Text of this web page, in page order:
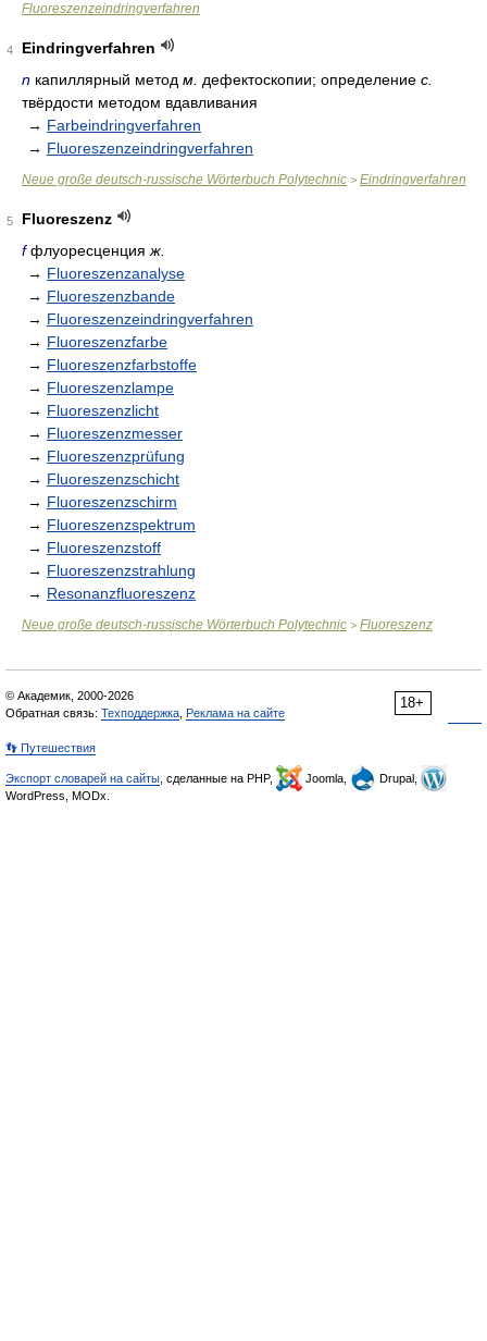
Fluoreszenzeindringverfahren
4
Eindringverfahren
n капиллярный метод м. дефектоскопии; определение с.
твёрдости методом вдавливания
→ Farbeindringverfahren
→ Fluoreszenzeindringverfahren
Neue große deutsch-russische Wörterbuch Polytechnic > Eindringverfahren
5
Fluoreszenz
fфлуоресценция ж.
→ Fluoreszenzanalyse
→ Fluoreszenzbande
→ Fluoreszenzeindringverfahren
→ Fluoreszenzfarbe
→ Fluoreszenzfarbstoffe
→ Fluoreszenzlampe
→ Fluoreszenzlicht
→ Fluoreszenzmesser
→ Fluoreszenzprüfung
→ Fluoreszenzschicht
→ Fluoreszenzschirm
→ Fluoreszenzspektrum
→ Fluoreszenzstoff
→ Fluoreszenzstrahlung
→ Resonanzfluoreszenz
Neue große deutsch-russische Wörterbuch Polytechnic > Fluoreszenz
18+
© Академик, 2000-2026
Обратная связь: Техподдержка Реклама на сайте
👣 Путешествия
Экспорт словарей на сайты , сделанные на PHP, Joomla,
Drupal,
WordPress, MODx.